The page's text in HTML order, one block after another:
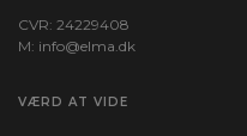
CVR: 24229408
M: info@elma.dk
VÆRD AT VIDE